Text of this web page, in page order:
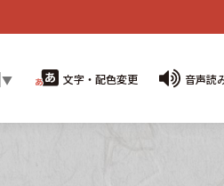
▼ 文字・配色変更 音声読